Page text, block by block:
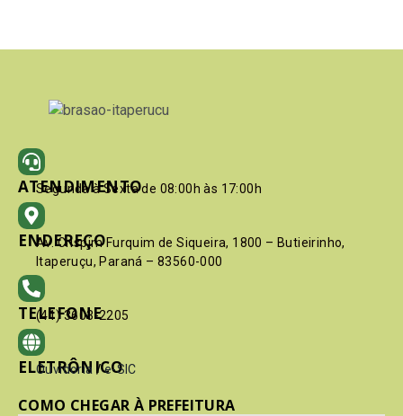
ATENDIMENTO
Segunda à Sexta de 08:00h às 17:00h
ENDEREÇO
Av. Crispim Furquim de Siqueira, 1800 – Butieirinho,
Itaperuçu, Paraná – 83560-000
TELEFONE
(41) 3603-2205
ELETRÔNICO
Ouvidoria / e-SIC
COMO CHEGAR À PREFEITURA